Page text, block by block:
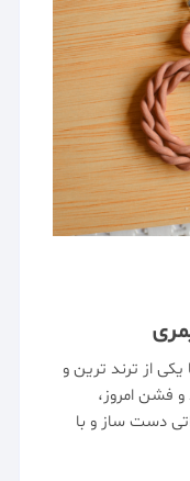
از ترند ترین و
فشن امروز،
دست ساز و با